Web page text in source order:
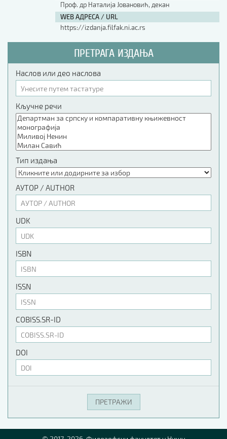
Проф. др Наталија Јовановић, декан
WEB АДРЕСА / URL
https://izdanja.filfak.ni.ac.rs
ПРЕТРАГА ИЗДАЊА
Наслов или део наслова
Кључне речи
Тип издања
АУТОР / AUTHOR
UDK
ISBN
ISSN
COBISS.SR-ID
DOI